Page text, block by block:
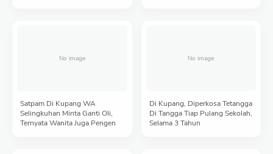
Satpam Di Kupang WA
Selingkuhan Minta Ganti Oli,
Ternyata Wanita Juga Pengen
Di Kupang, Diperkosa Tetangga
Di Tangga Tiap Pulang Sekolah,
Selama 3 Tahun